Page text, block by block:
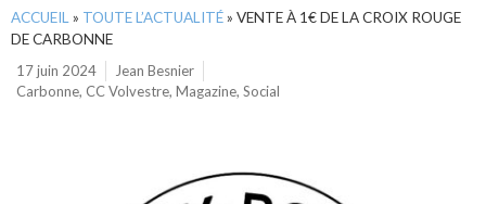
ACCUEIL » TOUTE L’ACTUALITÉ» VENTE À 1€ DE LA CROIX ROUGE
DE CARBONNE
17 juin 2024
Jean Besnier
Carbonne, CC Volvestre, Magazine, Social